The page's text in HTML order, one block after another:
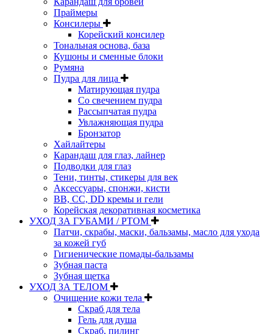
Праймеры
Консилеры
Корейский консилер
Тональная основа, база
Кушоны и сменные блоки
Румяна
Пудра для лица
Матирующая пудра
Со свечением пудра
Рассыпчатая пудра
Увлажняющая пудра
Бронзатор
Хайлайтеры
Карандаш для глаз, лайнер
Подводки для глаз
Тени, тинты, стикеры для век
Аксессуары, спонжи, кисти
BB, CC, DD кремы и гели
Корейская декоративная косметика
УХОД ЗА ГУБАМИ / РТОМ
Патчи, скрабы, маски, бальзамы, масло для ухода
за кожей губ
Гигиенические помады-бальзамы
Зубная паста
Зубная щетка
УХОД ЗА ТЕЛОМ
Очищение кожи тела
Скраб для тела
Гель для душа
Скраб, пилинг